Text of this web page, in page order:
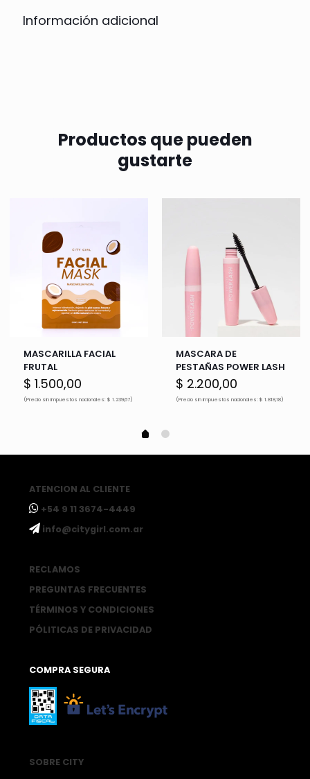
Información adicional
Productos que pueden
gustarte
MASCARILLA FACIAL
FRUTAL
$ 1.500,00
(Precio sin impuestos nacionales: $ 1.239,67)
MASCARA DE
PESTAÑAS POWER LASH
$ 2.200,00
(Precio sin impuestos nacionales: $ 1.818,18)
ATENCION AL CLIENTE
ㅤ+54 9 11 3674-4449
ㅤinfo@citygirl.com.ar
RECLAMOS
PREGUNTAS FRECUENTES
TÉRMINOS Y CONDICIONES
PÓLITICAS DE PRIVACIDAD
COMPRA SEGURA
SOBRE CITY